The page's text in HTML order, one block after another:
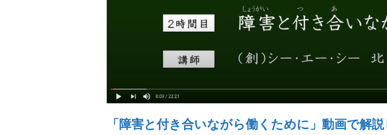
「障害と付き合いながら働くために」動画で解